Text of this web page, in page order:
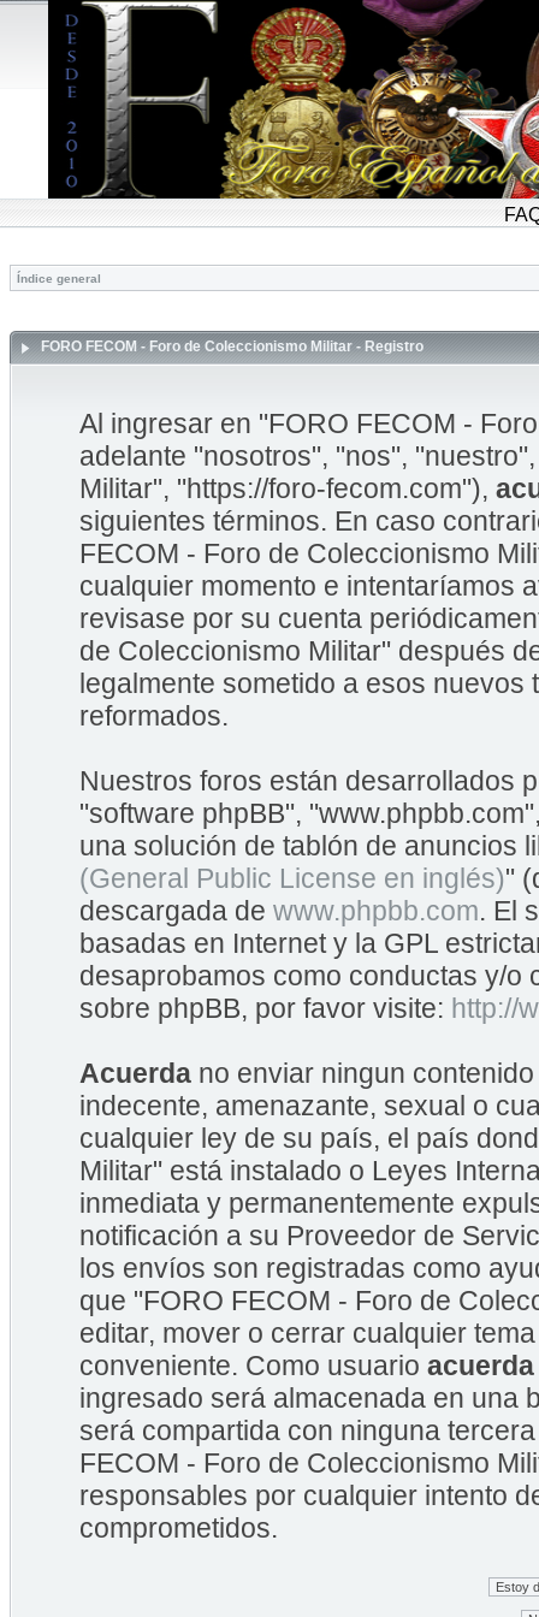
Índice general
FORO FECOM - Foro de Coleccionismo Militar - Registro
Al ingresar en "FORO FECOM -
adelante "nosotros", "nos",
Militar", "https://foro-fecom.com"),
siguientes términos. En caso
FECOM - Foro de Coleccionismo
cualquier momento e intentaríamos
revisase por su cuenta
de Coleccionismo Militar" después
legalmente sometido a esos
reformados.
Nuestros foros están desarrollados
"software phpBB",
una solución de tablón de anuncios
(General Public License en inglés)"
descargada de www.phpbb.com. El
basadas en Internet y la GPL
desaprobamos como conductas y/o
sobre phpBB, por favor visite: http://
Acuerda no enviar ningun
indecente, amenazante, sexual o
cualquier ley de su país, el país
Militar" está instalado o Leyes
inmediata y permanentemente
notificación a su Proveedor de
los envíos son registradas como
que "FORO FECOM - Foro de
editar, mover o cerrar cualquier
conveniente. Como usuario acuerda
ingresado será almacenada en una
será compartida con ninguna
FECOM - Foro de Coleccionismo
responsables por cualquier intento
comprometidos.